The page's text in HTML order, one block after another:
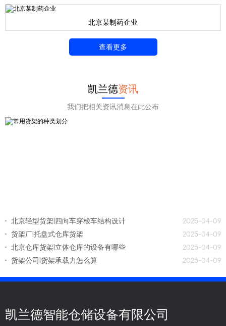
北京某制药企业
查看更多
凯兰德资讯
我们把相关资讯消息在此公布
北京轻型货架|四向车穿梭车结构设计
2025-04-09
货架厂|托盘式仓库货架
2025-04-09
北京仓库货架|立体仓库的设备有哪些
2025-04-09
货架公司|货架承载力怎么算
2025-04-09
凯兰德智能仓储设备有限公司